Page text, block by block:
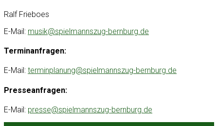
Ralf Frieboes
E-Mail: musik@spielmannszug-bernburg.de
Terminanfragen:
E-Mail: terminplanung@spielmannszug-bernburg.de
Presseanfragen:
E-Mail: presse@spielmannszug-bernburg.de